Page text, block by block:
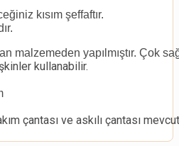
kısım şeffaftır.
malzemeden yapılmıştır. Çok
kullanabilir.
çantası ve askılı çantası